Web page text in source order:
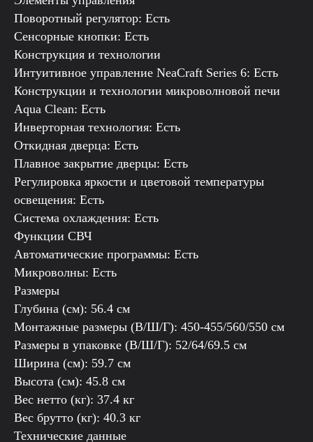
Поворотный регулятор: Есть
Сенсорные кнопки: Есть
Конструкция и технологии
Интуитивное управление NeaCraft Series 6: Есть
Конструкции и технологии микроволновой печи
Aqua Clean: Есть
Инверторная технология: Есть
Откидная дверца: Есть
Плавное закрытие дверцы: Есть
Регулировка яркости и цветовой температуры
освещения: Есть
Система охлаждения: Есть
Функции СВЧ
Автоматические программы: Есть
Микроволны: Есть
Размеры
Глубина (см): 56.4 см
Монтажные размеры (В/Ш/Г): 450-455/560/550 см
Размеры в упаковке (В/Ш/Г): 52/64/69.5 см
Ширина (см): 59.7 см
Высота (см): 45.8 см
Вес нетто (кг): 37.4 кг
Вес брутто (кг): 40.3 кг
Технические данные